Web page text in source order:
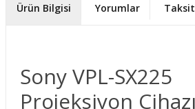
Ürün Bilgisi Yorumlar
Sony VPL-SX225
Projeksiyon Cihazı